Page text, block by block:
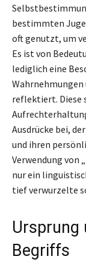
bestimmten
oft genutzt, um
Es ist von
lediglich eine
reflektiert. Diese
Ausdrücke bei,
und ihren
Verwendung von
nur ein
tief verwurzelte
Ursprung
Begriffs